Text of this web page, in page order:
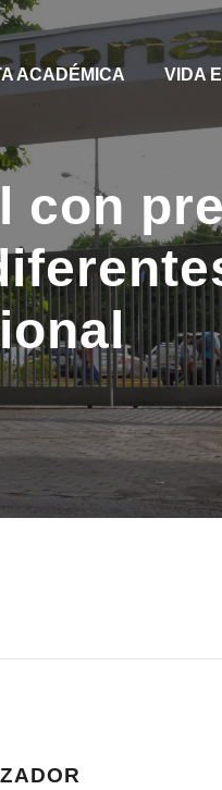
ACADÉMICA VIDA
con